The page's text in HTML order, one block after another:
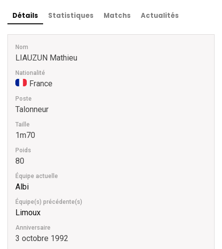
Détails Statistiques Matchs Actualités
Nom
LIAUZUN Mathieu
Nationalité
France
Poste
Talonneur
Taille
1m70
Poids
80
Équipe actuelle
Albi
Équipe(s) précédente(s)
Limoux
Anniversaire
3 octobre 1992